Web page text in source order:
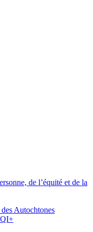
de l’équité et de la
Autochtones